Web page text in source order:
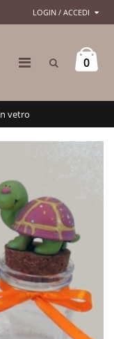
LOGIN / ACCEDI
0
vetro